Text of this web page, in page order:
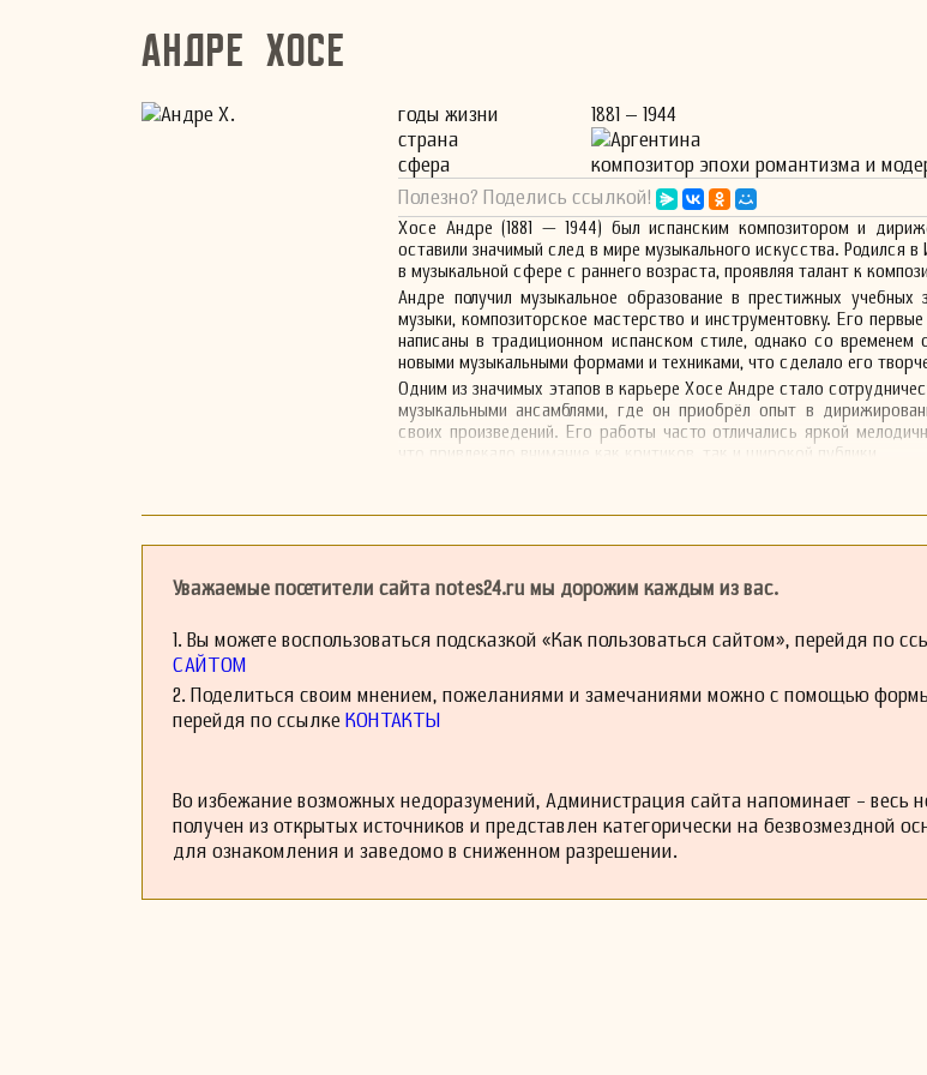
Андре Хосе
годы жизни
1881 – 1944
страна
Аргентина
сфера
композитор эпохи романтизма и
Полезно? Поделись ссылкой!
Хосе Андре (1881 — 1944) был испанским композитором и
оставили значимый след в мире музыкального искусства. Родился
в музыкальной сфере с раннего возраста, проявляя талант к
Андре получил музыкальное образование в престижных учебных
музыки, композиторское мастерство и инструментовку. Его
написаны в традиционном испанском стиле, однако со временем
новыми музыкальными формами и техниками, что сделало его
Одним из значимых этапов в карьере Хосе Андре стало
музыкальными ансамблями, где он приобрёл опыт в
своих произведений. Его работы часто отличались яркой
что привлекало внимание как критиков, так и широкой публики.
Кроме композиторской деятельности, Хосе Андре также
Несмотря на его успехи, жизнь Андре не абстрагировалась от
повлияли на его творчество и личную жизнь. Тем не менее,
Хосе Андре оставил после себя богатое наследие, включающее в
исполняться и сегодня, подчеркивая его воздействие на развитие
Хосе Андре ушёл из жизни в 1944 году, оставив за собой
творчество вдохновляет музыкантов и композиторов и по сей
Уважаемые посетители сайта notes24.ru мы дорожим каждым из вас.
1. Вы можете воспользоваться подсказкой «Как пользоваться сайтом», перейдя по
САЙТОМ
2. Поделиться своим мнением, пожеланиями и замечаниями можно с помощью
перейдя по ссылке КОНТАКТЫ
Во избежание возможных недоразумений, Администрация сайта напоминает - весь
получен из открытых источников и представлен категорически на безвозмездной
для ознакомления и заведомо в сниженном разрешении.